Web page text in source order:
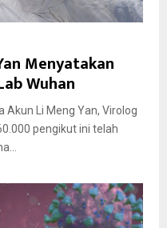
Menyatakan
Wuhan
Akun Li Meng Yan, Virolog
pengikut ini telah